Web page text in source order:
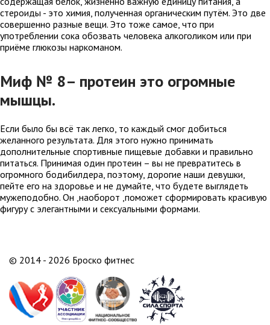
стероиды - это химия, полученная органическим путём. Это две
совершенно разные вещи. Это тоже самое, что при
употреблении сока обозвать человека алкоголиком или при
приёме глюкозы наркоманом.
Миф № 8– протеин это огромные
мышцы.
Если было бы всё так легко, то каждый смог добиться
желанного результата. Для этого нужно принимать
дополнительные спортивные пищевые добавки и правильно
питаться. Принимая один протеин – вы не превратитесь в
огромного бодибилдера, поэтому, дорогие наши девушки,
пейте его на здоровье и не думайте, что будете выглядеть
мужеподобно. Он ,наоборот ,поможет сформировать красивую
фигуру с элегантными и сексуальными формами.
© 2014 - 2026 Броско фитнес